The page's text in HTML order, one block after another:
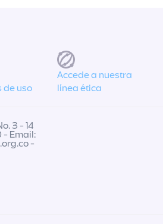
de uso
Accede a nuestra
línea ética
3 - 14
- Email:
-